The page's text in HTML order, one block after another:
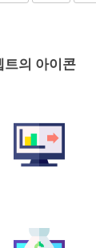
트의 아이콘